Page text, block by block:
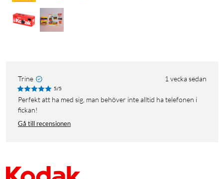
Trine 1 vecka sedan
5/5
Perfekt att ha med sig, man behöver inte alltid ha telefonen i
fickan!
Gå till recensionen